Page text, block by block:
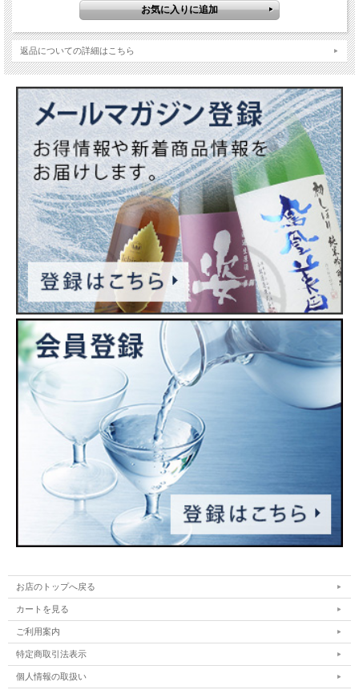
返品についての詳細はこちら
お店のトップへ戻る
カートを見る
ご利用案内
特定商取引法表示
個人情報の取扱い